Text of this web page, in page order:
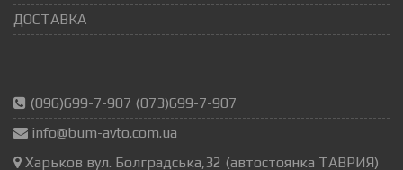
ДОСТАВКА
(096)699-7-907 (073)699-7-907
info@bum-avto.com.ua
Харьков вул. Болградська,32 (автостоянка ТАВРИЯ)